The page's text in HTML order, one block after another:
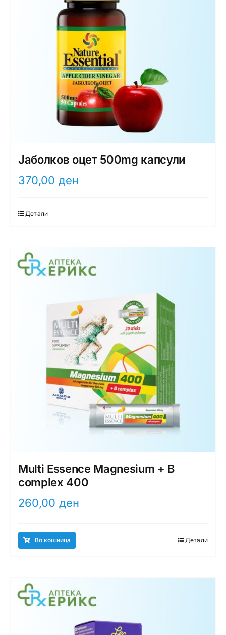
Јаболков оцет 500mg капсули
370,00 ден
Детали
Multi Essence Magnesium + B
complex 400
260,00 ден
Во кошница Детали